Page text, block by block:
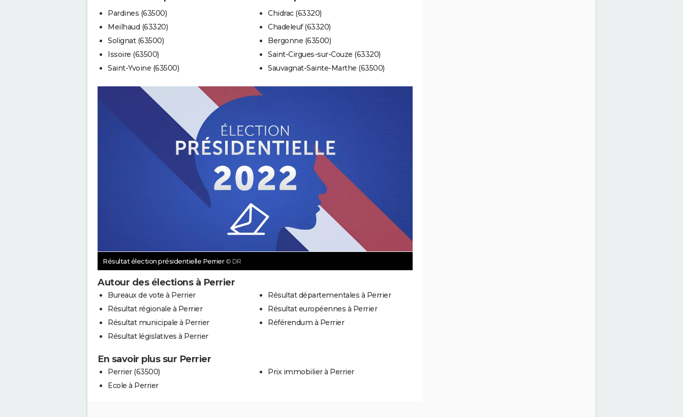
Pardines (63500)
Meilhaud (63320)
Solignat (63500)
Issoire (63500)
Saint-Yvoine (63500)
Chidrac (63320)
Chadeleuf (63320)
Bergonne (63500)
Saint-Cirgues-sur-Couze (63320)
Sauvagnat-Sainte-Marthe (63500)
Résultat élection présidentielle Perrier © DR
Autour des élections à Perrier
Bureaux de vote à Perrier
Résultat régionale à Perrier
Résultat municipale à Perrier
Résultat législatives à Perrier
Résultat départementales à Perrier
Résultat européennes à Perrier
Référendum à Perrier
En savoir plus sur Perrier
Perrier (63500)
Ecole à Perrier
Prix immobilier à Perrier